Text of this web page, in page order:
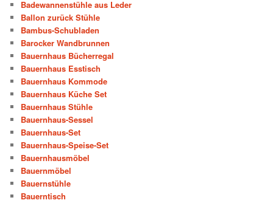
Badewannenstühle aus Leder
Ballon zurück Stühle
Bambus-Schubladen
Barocker Wandbrunnen
Bauernhaus Bücherregal
Bauernhaus Esstisch
Bauernhaus Kommode
Bauernhaus Küche Set
Bauernhaus Stühle
Bauernhaus-Sessel
Bauernhaus-Set
Bauernhaus-Speise-Set
Bauernhausmöbel
Bauernmöbel
Bauernstühle
Bauerntisch